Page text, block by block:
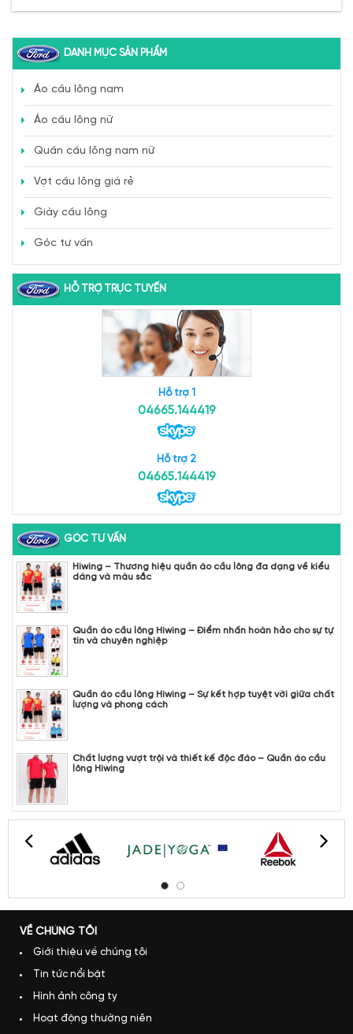
DANH MỤC SẢN PHẨM
Áo cầu lông nam
Áo cầu lông nữ
Quần cầu lông nam nữ
Vợt cầu lông giá rẻ
Giày cầu lông
Góc tư vấn
HỖ TRỢ TRỰC TUYẾN
Hỗ trợ 1
04665.144419
Hỗ trợ 2
04665.144419
GÓC TƯ VẤN
Hiwing – Thương hiệu quần áo cầu lông đa dạng về kiểu
dáng và màu sắc
Quần áo cầu lông Hiwing – Điểm nhấn hoàn hảo cho sự tự
tin và chuyên nghiệp
Quần áo cầu lông Hiwing – Sự kết hợp tuyệt vời giữa chất
lượng và phong cách
Chất lượng vượt trội và thiết kế độc đáo – Quần áo cầu
lông Hiwing
VỀ CHÚNG TÔI
Giới thiệu về chúng tôi
Tin tức nổi bật
Hình ảnh công ty
Hoạt động thường niên